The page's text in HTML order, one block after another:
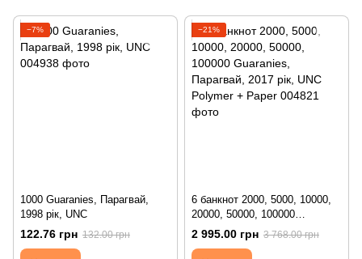
−7%
1000 Guaranies, Парагвай,
1998 рік, UNC
122.76 грн 132.00 грн
−21%
6 банкнот 2000, 5000, 10000,
20000, 50000, 100000
Guaranies, Парагвай, 2017 рік,
UNC Polymer + Paper
2 995.00 грн 3 768.00 грн